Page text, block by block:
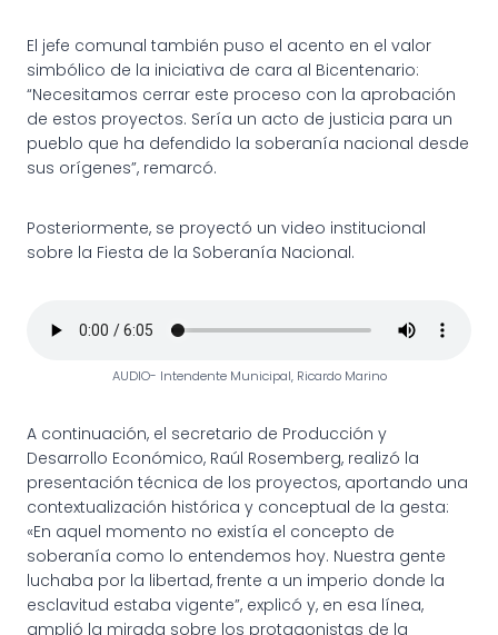
El jefe comunal también puso el acento en el valor
simbólico de la iniciativa de cara al Bicentenario:
“Necesitamos cerrar este proceso con la aprobación
de estos proyectos. Sería un acto de justicia para un
pueblo que ha defendido la soberanía nacional desde
sus orígenes”, remarcó.
Posteriormente, se proyectó un video institucional
sobre la Fiesta de la Soberanía Nacional.
AUDIO- Intendente Municipal, Ricardo Marino
A continuación, el secretario de Producción y
Desarrollo Económico, Raúl Rosemberg, realizó la
presentación técnica de los proyectos, aportando una
contextualización histórica y conceptual de la gesta:
«En aquel momento no existía el concepto de
soberanía como lo entendemos hoy. Nuestra gente
luchaba por la libertad, frente a un imperio donde la
esclavitud estaba vigente”, explicó y, en esa línea,
amplió la mirada sobre los protagonistas de la